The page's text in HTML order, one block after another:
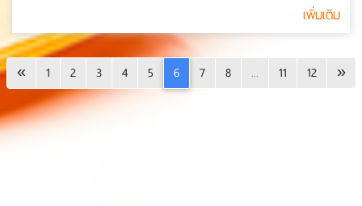
เพิ่มเติม
« 1 2 3 4 5 6 7 8 ... 11 12 »